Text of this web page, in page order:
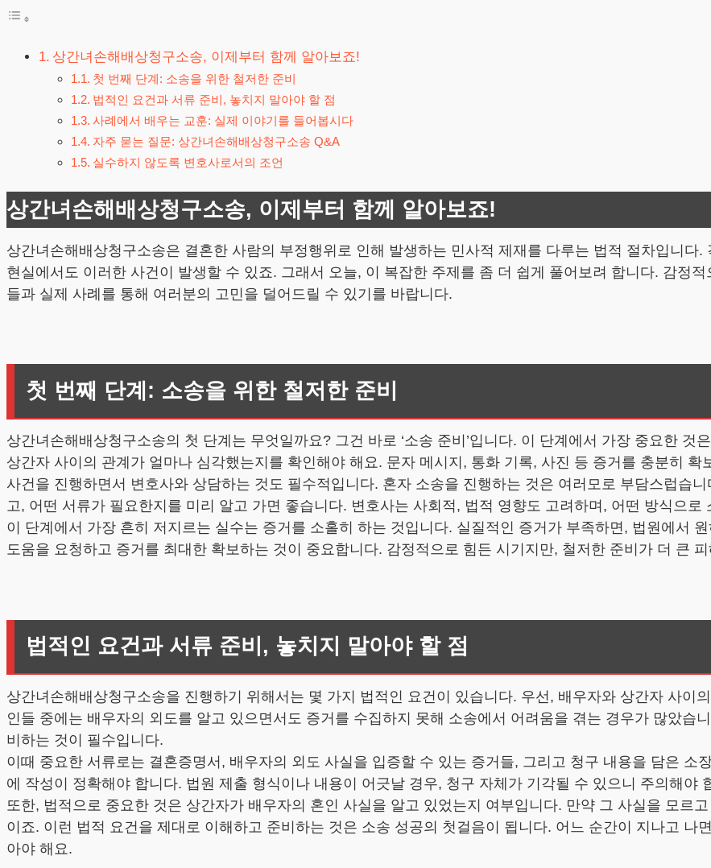
상간녀손해배상청구소송, 이제부터 함께 알아보죠!
첫 번째 단계: 소송을 위한 철저한 준비
법적인 요건과 서류 준비, 놓치지 말아야 할 점
사례에서 배우는 교훈: 실제 이야기를 들어봅시다
자주 묻는 질문: 상간녀손해배상청구소송 Q&A
실수하지 않도록 변호사로서의 조언
상간녀손해배상청구소송, 이제부터 함께 알아보죠!
상간녀손해배상청구소송은 결혼한 사람의 부정행위로 인해 발생하는 민사적 제재를 다루는 법적 절차입니다
현실에서도 이러한 사건이 발생할 수 있죠. 그래서 오늘, 이 복잡한 주제를 좀 더 쉽게 풀어보려 합니다. 감정
들과 실제 사례를 통해 여러분의 고민을 덜어드릴 수 있기를 바랍니다.
첫 번째 단계: 소송을 위한 철저한 준비
상간녀손해배상청구소송의 첫 단계는 무엇일까요? 그건 바로 ‘소송 준비’입니다. 이 단계에서 가장 중요한
상간자 사이의 관계가 얼마나 심각했는지를 확인해야 해요. 문자 메시지, 통화 기록, 사진 등 증거를 충분히 확
사건을 진행하면서 변호사와 상담하는 것도 필수적입니다. 혼자 소송을 진행하는 것은 여러모로 부담스럽습
고, 어떤 서류가 필요한지를 미리 알고 가면 좋습니다. 변호사는 사회적, 법적 영향도 고려하며, 어떤 방식으
이 단계에서 가장 흔히 저지르는 실수는 증거를 소홀히 하는 것입니다. 실질적인 증거가 부족하면, 법원에서
도움을 요청하고 증거를 최대한 확보하는 것이 중요합니다. 감정적으로 힘든 시기지만, 철저한 준비가 더 큰
법적인 요건과 서류 준비, 놓치지 말아야 할 점
상간녀손해배상청구소송을 진행하기 위해서는 몇 가지 법적인 요건이 있습니다. 우선, 배우자와 상간자 사이
인들 중에는 배우자의 외도를 알고 있으면서도 증거를 수집하지 못해 소송에서 어려움을 겪는 경우가 많았습
비하는 것이 필수입니다.
이때 중요한 서류로는 결혼증명서, 배우자의 외도 사실을 입증할 수 있는 증거들, 그리고 청구 내용을 담은 소
에 작성이 정확해야 합니다. 법원 제출 형식이나 내용이 어긋날 경우, 청구 자체가 기각될 수 있으니 주의해야
또한, 법적으로 중요한 것은 상간자가 배우자의 혼인 사실을 알고 있었는지 여부입니다. 만약 그 사실을 모르
이죠. 이런 법적 요건을 제대로 이해하고 준비하는 것은 소송 성공의 첫걸음이 됩니다. 어느 순간이 지나고 나
아야 해요.